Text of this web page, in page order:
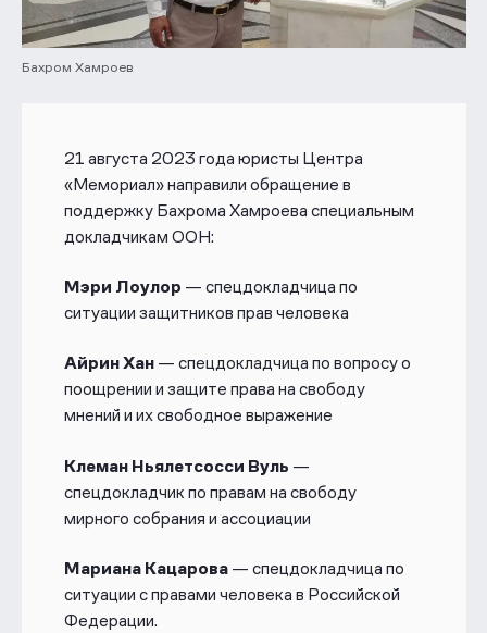
Бахром Хамроев
21 августа 2023 года юристы Центра
«Мемориал» направили обращение в
поддержку Бахрома Хамроева специальным
докладчикам ООН:
Мэри Лоулор — спецдокладчица по
ситуации защитников прав человека
Айрин Хан— спецдокладчица по вопросу о
поощрении и защите права на свободу
мнений и их свободное выражение
Клеман Ньялетсосси Вуль —
спецдокладчик по правам на свободу
мирного собрания и ассоциации
Мариана Кацарова— спецдокладчица по
ситуации с правами человека в Российской
Федерации.